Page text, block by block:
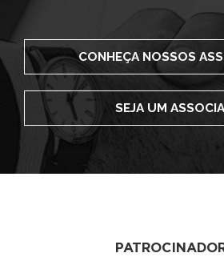
CONHEÇA NOSSOS
SEJA UM